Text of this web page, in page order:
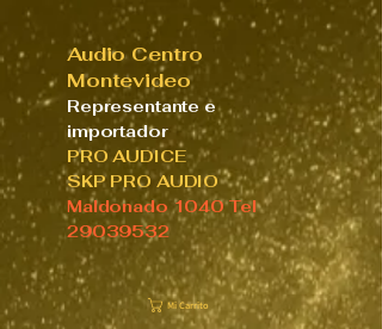
Audio Centro
Montevideo
Representante e
importador
PRO AUDICE
SKP PRO AUDIO
Maldonado 1040 Tel
29039532
Mi Carrito